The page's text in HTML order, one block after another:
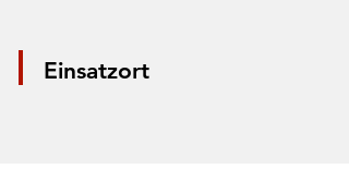
Einsatzort